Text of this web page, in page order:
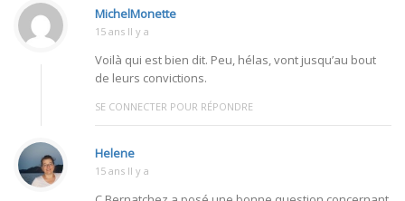
MichelMonette
15 ans Il y a
Voilà qui est bien dit. Peu, hélas, vont jusqu’au bout
de leurs convictions.
SE CONNECTER POUR RÉPONDRE
Helene
15 ans Il y a